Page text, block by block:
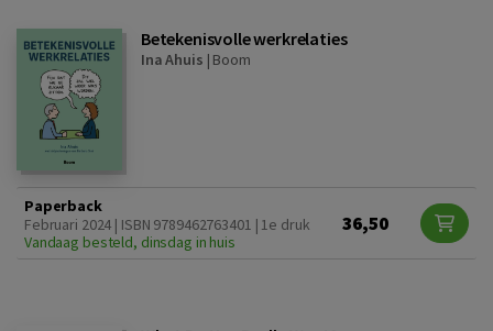
Betekenisvolle werkrelaties
Ina Ahuis | Boom
Paperback
Februari 2024 | ISBN 9789462763401 | 1e druk
Vandaag besteld, dinsdag in huis
36,50